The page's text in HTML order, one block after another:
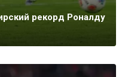
рекорд Роналду